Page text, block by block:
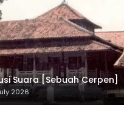
Suara [Sebuah Cerpen]
2026